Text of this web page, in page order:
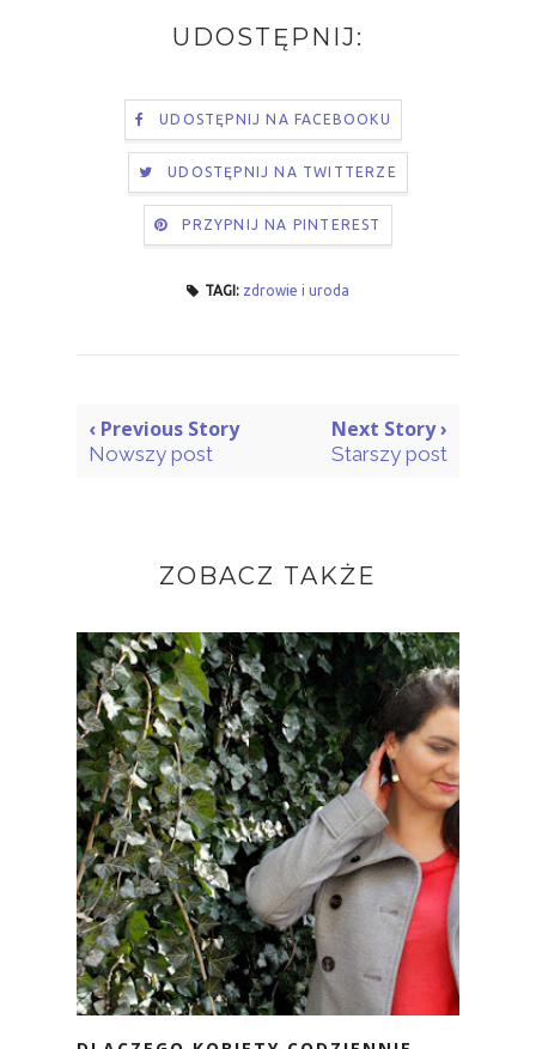
UDOSTĘPNIJ:
UDOSTĘPNIJ NA FACEBOOKU
UDOSTĘPNIJ NA TWITTERZE
PRZYPNIJ NA PINTEREST
TAGI: zdrowie i uroda
‹ Previous Story
Nowszy post
Next Story ›
Starszy post
ZOBACZ TAKŻE